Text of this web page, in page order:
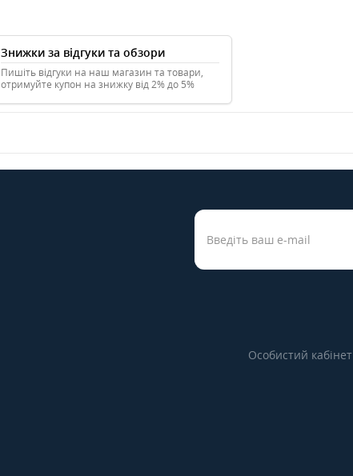
Знижки за відгуки та обзори
Пишіть відгуки на наш магазин та товари,
отримуйте купон на знижку від 2% до 5%
Особистий кабінет